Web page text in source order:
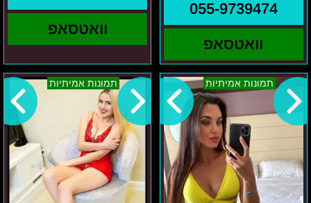
055-9739474
וואטסאפ
וואטסאפ
תמונות אמיתיות
ניקיטה
מרכז
תמונות אמיתיות
גוש
דן
-
נערת
ליווי
רק
בת
19